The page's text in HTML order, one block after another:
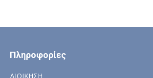
Πληροφορίες
ΔΙΟΙΚΗΣΗ